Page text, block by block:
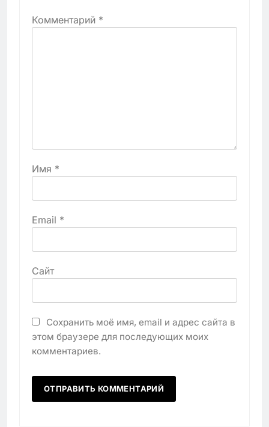
Комментарий *
Имя *
Email *
Сайт
Сохранить моё имя, email и адрес сайта в
этом браузере для последующих моих
комментариев.